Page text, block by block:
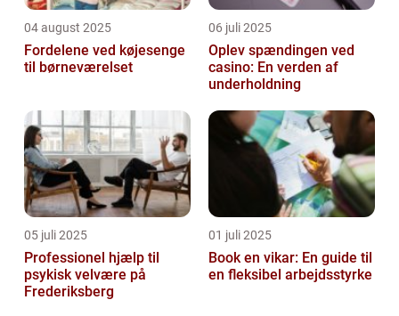
04 august 2025
Fordelene ved køjesenge
til børneværelset
06 juli 2025
Oplev spændingen ved
casino: En verden af
underholdning
05 juli 2025
Professionel hjælp til
psykisk velvære på
Frederiksberg
01 juli 2025
Book en vikar: En guide til
en fleksibel arbejdsstyrke